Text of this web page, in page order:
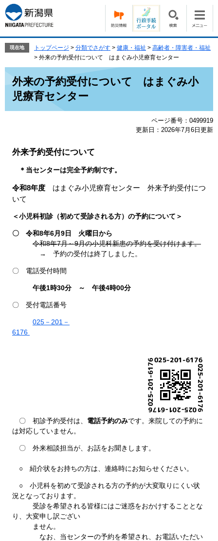
ー
ジ
の
で
ニ
ュ
ー
ば
現在地 トップページ > 分類でさがす > 健康・福祉 > 高齢者・障害者・福祉
> 外来の予約受付について はまぐみ小児療育センター
外来の予約受付について はまぐみ小
児療育センター
ページ番号：0499919
更新日：2026年7月6日更新
外来予約受付について
＊当センターは完全予約制です。
令和8年度 はまぐみ小児療育センター 外来予約受付につ
いて
＜小児科初診（初めて受診される方）の予約について＞
〇 令和8年6月9日 火曜日から
令和8年7月～9月の小児科新患の予約を受け付けます。
→ 予約の受付は終了しました。
〇 電話受付時間
午後1時30分 ～ 午後4時00分
〇 受付電話番号
025－201－
6176
〇 初診予約受付は、 電話予約のみです。来院しての予約に
は対応していません。
〇 外来相談担当が、お話をお聞きします。
○ 紹介状をお持ちの方は、連絡時にお知らせください。
○ 小児科を初めて受診される方の予約が大変取りにくい状
況となっております。
受診を希望される皆様にはご迷惑をおかけすることとな
り、大変申し訳ござい
ません。
なお、当センターの予約を希望され、お電話いただい